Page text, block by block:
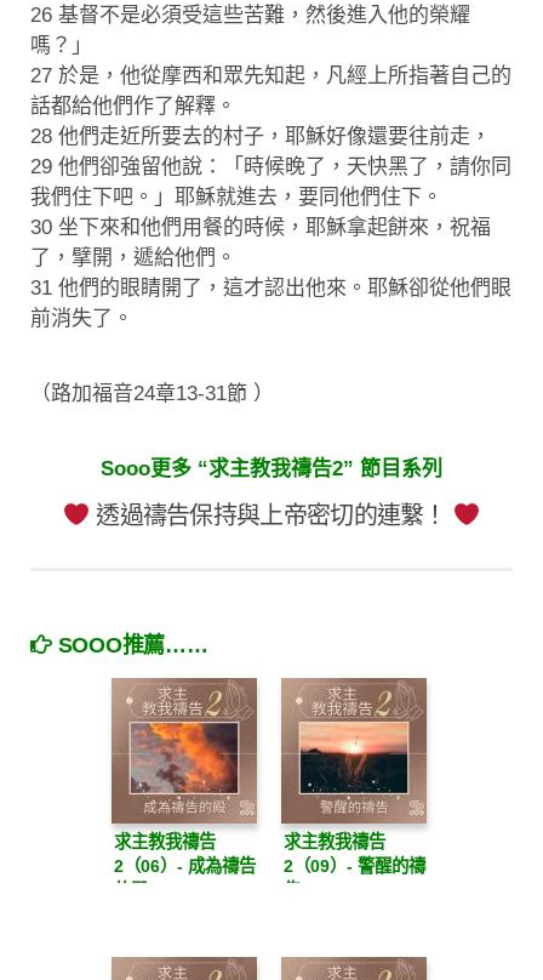
26 基督不是必須受這些苦難，然後進入他的榮耀
嗎？」
27 於是，他從摩西和眾先知起，凡經上所指著自己的
話都給他們作了解釋。
28 他們走近所要去的村子，耶穌好像還要往前走，
29 他們卻強留他說：「時候晚了，天快黑了，請你同
我們住下吧。」耶穌就進去，要同他們住下。
30 坐下來和他們用餐的時候，耶穌拿起餅來，祝福
了，擘開，遞給他們。
31 他們的眼睛開了，這才認出他來。耶穌卻從他們眼
前消失了。
（路加福音24章13-31節 ）
Sooo更多 “求主教我禱告2” 節目系列
透過禱告保持與上帝密切的連繫！
SOOO推薦……
求主教我禱告
2（06）- 成為禱告
求主教我禱告
2（09）- 警醒的禱